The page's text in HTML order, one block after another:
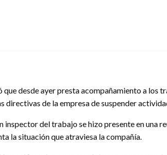
desde ayer presta acompañamiento a los
directivas de la empresa de suspender
inspector del trabajo se hizo presente en
la situación que atraviesa la compañía.